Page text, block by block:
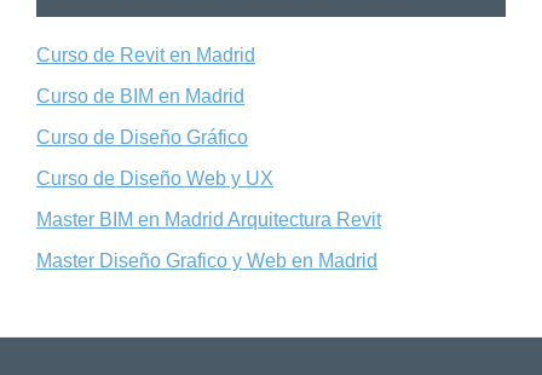
Curso de Revit en Madrid
Curso de BIM en Madrid
Curso de Diseño Gráfico
Curso de Diseño Web y UX
Master BIM en Madrid Arquitectura Revit
Master Diseño Grafico y Web en Madrid